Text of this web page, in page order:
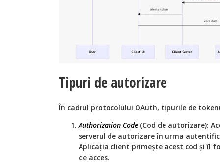
Tipuri de autorizare
În cadrul protocolului OAuth, tipurile de
Authorization Code (Cod de autorizare):
serverul de autorizare în urma
Aplicația client primește acest cod și îl
de acces.